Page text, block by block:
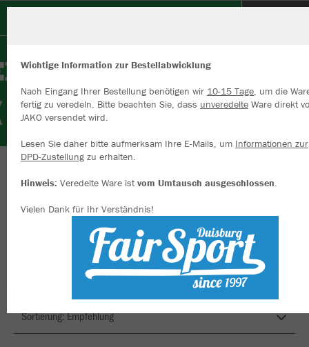
Herzlich willkommen im Vereinsshop der DJK
Arminia Klosterhardt 1923
Wichtige Information zur Bestellabwicklung
Nach Eingang Ihrer Bestellung benötigen wir 10-15 Tage, um die
fertig zu veredeln. Bitte beachten Sie, dass unveredelte Ware direkt
JAKO versendet wird.
Lesen Sie daher bitte aufmerksam Ihre E-Mails, um Informationen zur
DPD-Zustellung zu erhalten.
Hinweis: Veredelte Ware istvom Umtausch ausgeschlossen.
Vielen Dank für Ihr Verständnis!
Wir verwenden Cookies
Inhalte anzeigen und unsere Website verbessern. Weitere
zu den Cookies findest Du in den Einstellungen.
Alle akzeptieren
Alle ablehnen
mehr Infos
Datenschutz
Impressum